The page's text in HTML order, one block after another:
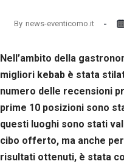
By news-eventicomo.it
Nell’ambito della
migliori kebab è stata
numero delle recensioni
prime 10 posizioni sono
questi luoghi sono stati
cibo offerto, ma anche
risultati ottenuti, è stata